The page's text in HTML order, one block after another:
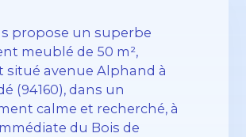
propose un superbe
meublé de 50 m²,
situé avenue Alphand à
(94160), dans un
calme et recherché, à
du Bois de